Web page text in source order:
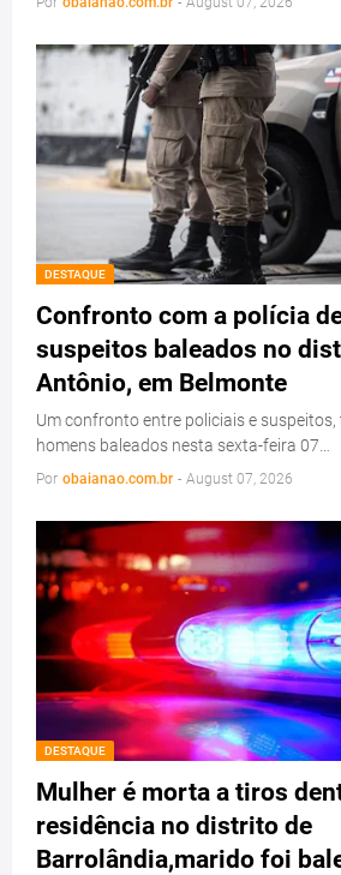
DESTAQUE
Confronto com a polícia
suspeitos baleados no
Antônio, em Belmonte
Um confronto entre policiais e
homens baleados nesta sexta-feira 07…
Por obaianao.com.br - August 07, 2026
DESTAQUE
Mulher é morta a tiros
residência no distrito de
Barrolândia,marido foi